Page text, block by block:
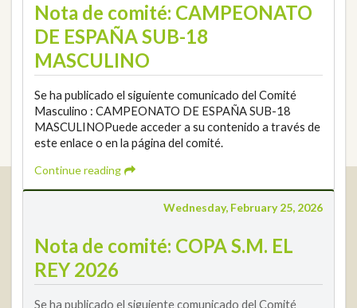
Nota de comité: CAMPEONATO
DE ESPAÑA SUB-18
MASCULINO
Se ha publicado el siguiente comunicado del Comité
Masculino : CAMPEONATO DE ESPAÑA SUB-18
MASCULINOPuede acceder a su contenido a través de
este enlace o en la página del comité.
Continue reading
Wednesday, February 25, 2026
Nota de comité: COPA S.M. EL
REY 2026
Se ha publicado el siguiente comunicado del Comité
Calle Enlace, 9. 29016 Málaga, España
+34 952 225 590
info@rfga.org